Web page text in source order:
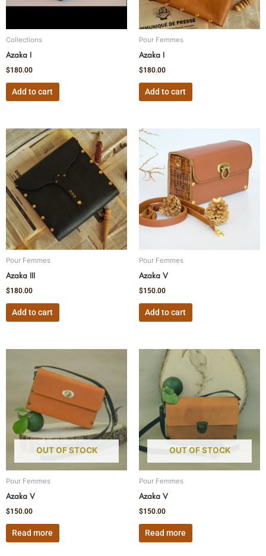
Collections
Azaka I
$180.00
Add to cart
Pour Femmes
Azaka I
$180.00
Add to cart
Pour Femmes
Azaka III
$180.00
Add to cart
Pour Femmes
Azaka V
$150.00
Add to cart
OUT OF STOCK
Pour Femmes
Azaka V
$150.00
Read more
OUT OF STOCK
Pour Femmes
Azaka V
$150.00
Read more